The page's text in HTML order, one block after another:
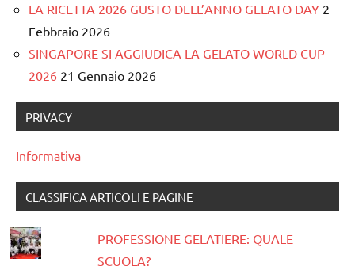
LA RICETTA 2026 GUSTO DELL’ANNO GELATO DAY 2
Febbraio 2026
SINGAPORE SI AGGIUDICA LA GELATO WORLD CUP
2026 21 Gennaio 2026
PRIVACY
Informativa
CLASSIFICA ARTICOLI E PAGINE
PROFESSIONE GELATIERE: QUALE
SCUOLA?